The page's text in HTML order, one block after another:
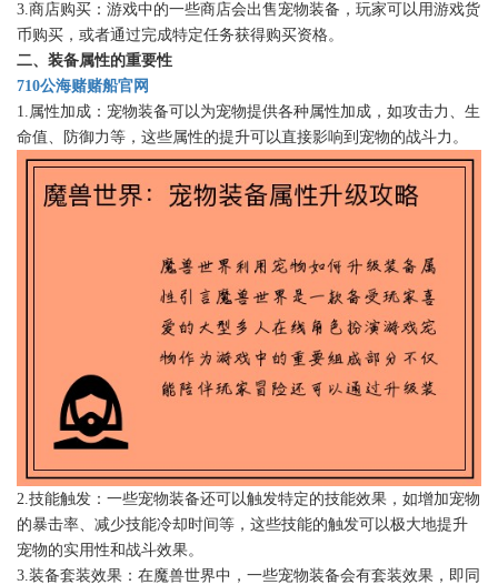
3.商店购买：游戏中的一些商店会出售宠物装备，玩家可以用游戏货
币购买，或者通过完成特定任务获得购买资格。
二、装备属性的重要性
710公海赌赌船官网
1.属性加成：宠物装备可以为宠物提供各种属性加成，如攻击力、生
命值、防御力等，这些属性的提升可以直接影响到宠物的战斗力。
2.技能触发：一些宠物装备还可以触发特定的技能效果，如增加宠物
的暴击率、减少技能冷却时间等，这些技能的触发可以极大地提升
宠物的实用性和战斗效果。
3.装备套装效果：在魔兽世界中，一些宠物装备会有套装效果，即同